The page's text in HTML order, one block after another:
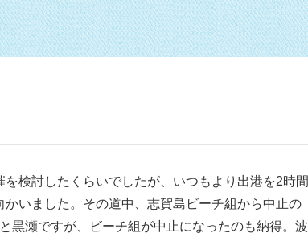
検討したくらいでしたが、いつもより出港を2時間
いました。その道中、志賀島ビーチ組から中止の
黒瀬ですが、ビーチ組が中止になったのも納得。波